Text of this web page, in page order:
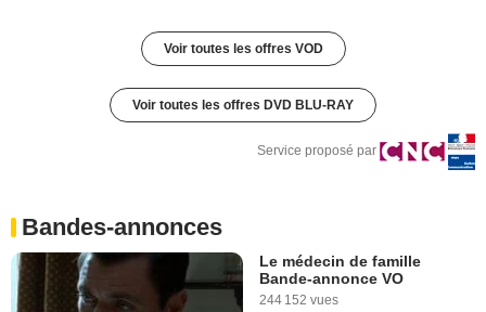
Voir toutes les offres VOD
Voir toutes les offres DVD BLU-RAY
Service proposé par
Bandes-annonces
Le médecin de famille
Bande-annonce VO
244 152 vues